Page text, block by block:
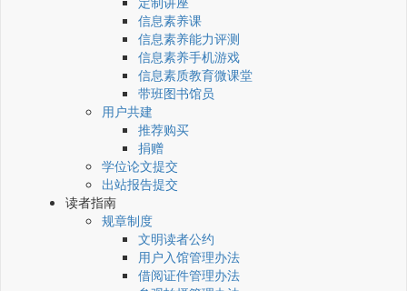
信息素养课
信息素养能力评测
信息素养手机游戏
信息素质教育微课堂
带班图书馆员
用户共建
推荐购买
捐赠
学位论文提交
出站报告提交
读者指南
规章制度
文明读者公约
用户入馆管理办法
借阅证件管理办法